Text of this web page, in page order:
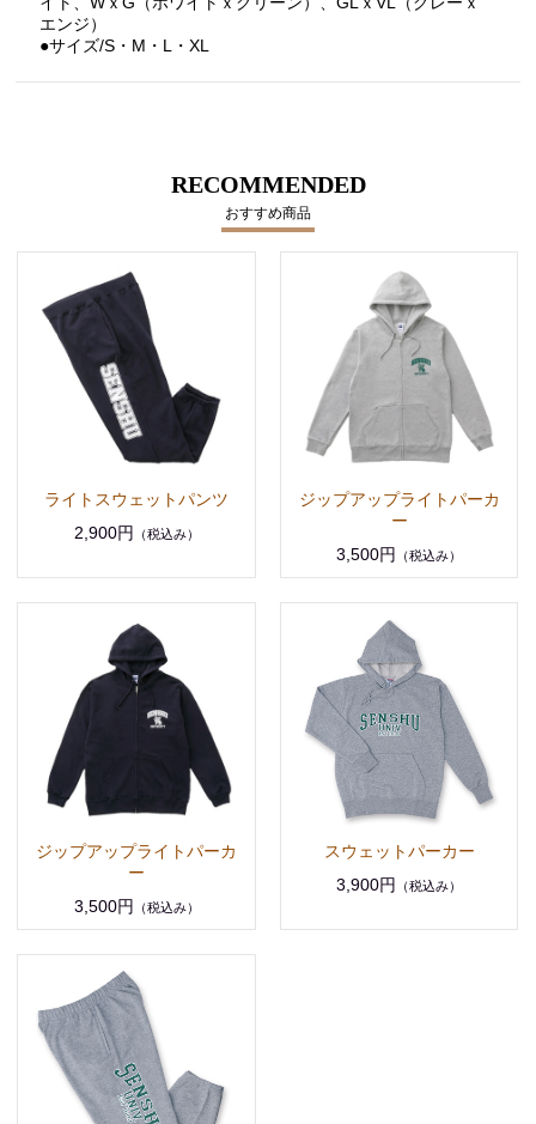
エンジ）
●サイズ/S・M・L・XL
RECOMMENDED
おすすめ商品
ライトスウェットパンツ
2,900円
（税込み）
ジップアップライトパーカ
ー
3,500円
（税込み）
ジップアップライトパーカ
ー
3,500円
（税込み）
スウェットパーカー
3,900円
（税込み）